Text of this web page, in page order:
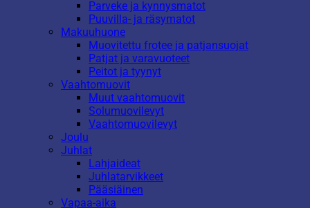
Parveke ja kynnysmatot
Puuvilla- ja räsymatot
Makuuhuone
Muovitettu frotee ja patjansuojat
Patjat ja varavuoteet
Peitot ja tyynyt
Vaahtomuovit
Muut vaahtomuovit
Solumuovilevyt
Vaahtomuovilevyt
Joulu
Juhlat
Lahjaideat
Juhlatarvikkeet
Pääsiäinen
Vapaa-aika